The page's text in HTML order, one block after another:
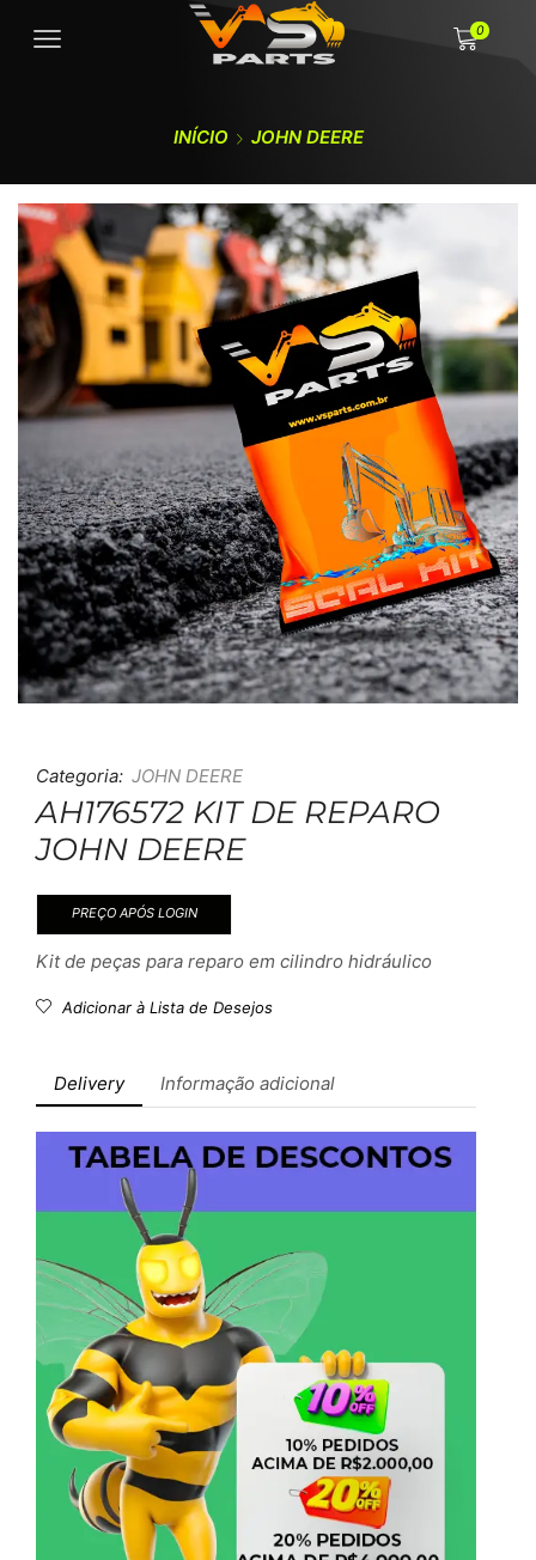
0
INÍCIO JOHN DEERE
Categoria: JOHN DEERE
AH176572 KIT DE REPARO
JOHN DEERE
PREÇO APÓS LOGIN
Kit de peças para reparo em cilindro hidráulico
Adicionar à Lista de Desejos
Delivery Informação adicional